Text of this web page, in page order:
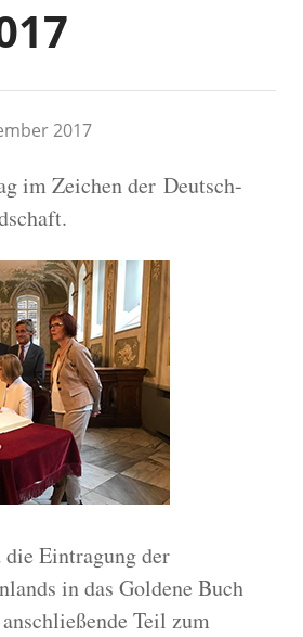
2017
im Zeichen der Deutsch-
die Eintragung der
in das Goldene Buch
Teil zum